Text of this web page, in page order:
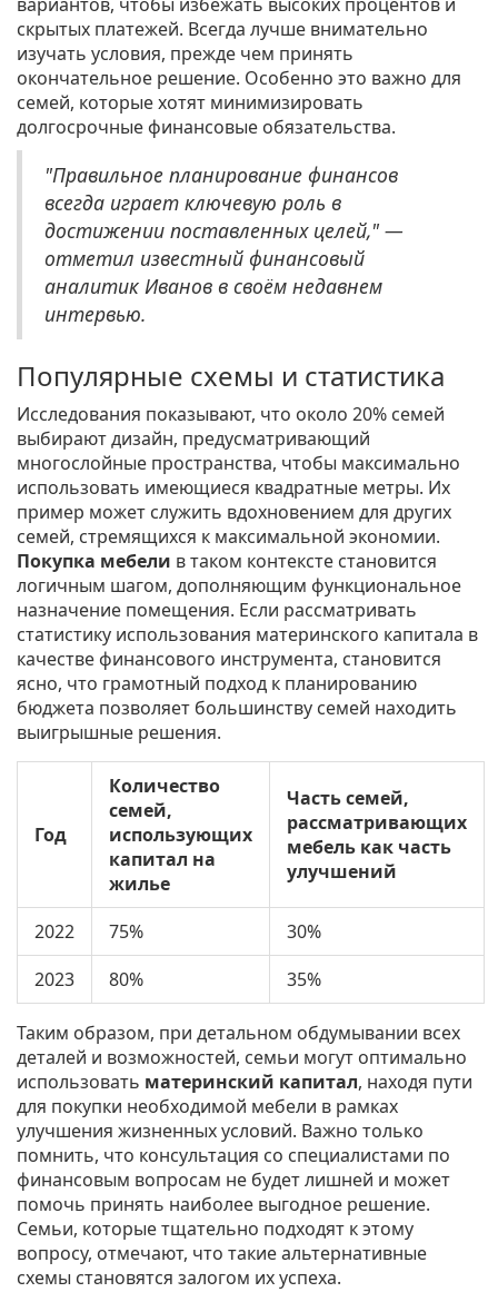
скрытых платежей. Всегда лучше внимательно
изучать условия, прежде чем принять
окончательное решение. Особенно это важно для
семей, которые хотят минимизировать
долгосрочные финансовые обязательства.
"Правильное планирование финансов
всегда играет ключевую роль в
достижении поставленных целей," —
отметил известный финансовый
аналитик Иванов в своём недавнем
интервью.
Популярные схемы и статистика
Исследования показывают, что около 20% семей
выбирают дизайн, предусматривающий
многослойные пространства, чтобы максимально
использовать имеющиеся квадратные метры. Их
пример может служить вдохновением для других
семей, стремящихся к максимальной экономии.
Покупка мебели в таком контексте становится
логичным шагом, дополняющим функциональное
назначение помещения. Если рассматривать
статистику использования материнского капитала в
качестве финансового инструмента, становится
ясно, что грамотный подход к планированию
бюджета позволяет большинству семей находить
выигрышные решения.
Год
Количество
семей,
использующих
капитал на
жилье
Часть семей,
рассматривающих
мебель как часть
улучшений
2022 75%
30%
2023
80% 35%
Таким образом, при детальном обдумывании всех
деталей и возможностей, семьи могут оптимально
использовать материнский капитал, находя пути
для покупки необходимой мебели в рамках
улучшения жизненных условий. Важно только
помнить, что консультация со специалистами по
финансовым вопросам не будет лишней и может
помочь принять наиболее выгодное решение.
Семьи, которые тщательно подходят к этому
вопросу, отмечают, что такие альтернативные
схемы становятся залогом их успеха.